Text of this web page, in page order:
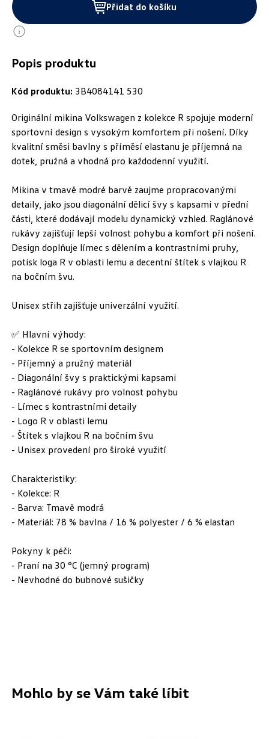
Popis produktu
Kód produktu: 3B4084141 530
Originální mikina Volkswagen z kolekce R spojuje moderní
sportovní design s vysokým komfortem při nošení. Díky
kvalitní směsi bavlny s příměsí elastanu je příjemná na
dotek, pružná a vhodná pro každodenní využití.
Mikina v tmavě modré barvě zaujme propracovanými
detaily, jako jsou diagonální dělicí švy s kapsami v přední
části, které dodávají modelu dynamický vzhled. Raglánové
rukávy zajišťují lepší volnost pohybu a komfort při nošení.
Design doplňuje límec s dělením a kontrastními pruhy,
potisk loga R v oblasti lemu a decentní štítek s vlajkou R
na bočním švu.
Unisex střih zajišťuje univerzální využití.
✅ Hlavní výhody:
- Kolekce R se sportovním designem
- Příjemný a pružný materiál
- Diagonální švy s praktickými kapsami
- Raglánové rukávy pro volnost pohybu
- Límec s kontrastními detaily
- Logo R v oblasti lemu
- Štítek s vlajkou R na bočním švu
- Unisex provedení pro široké využití
Charakteristiky:
- Kolekce: R
- Barva: Tmavě modrá
- Materiál: 78 % bavlna / 16 % polyester / 6 % elastan
Pokyny k péči:
- Praní na 30 °C (jemný program)
- Nevhodné do bubnové sušičky
Přidat do košíku
Mohlo by se Vám také líbit